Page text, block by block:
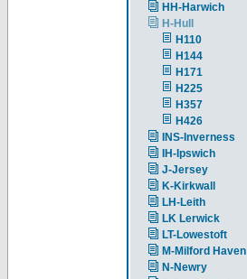
HH-Harwich
H-Hull
H110
H144
H171
H225
H357
H426
INS-Inverness
IH-Ipswich
J-Jersey
K-Kirkwall
LH-Leith
LK Lerwick
LT-Lowestoft
M-Milford Haven
N-Newry